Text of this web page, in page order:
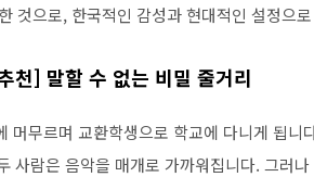
것으로, 한국적인 감성과 현대적인 설정으
] 말할 수 없는 비밀 줄거리
머무르며 교환학생으로 학교에 다니게 됩니
사람은 음악을 매개로 가까워집니다. 그러